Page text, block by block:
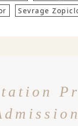
Sevrage